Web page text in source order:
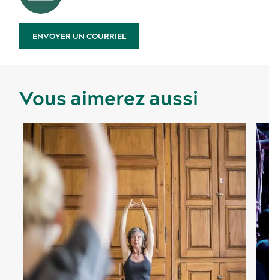
ENVOYER UN COURRIEL
Vous aimerez aussi